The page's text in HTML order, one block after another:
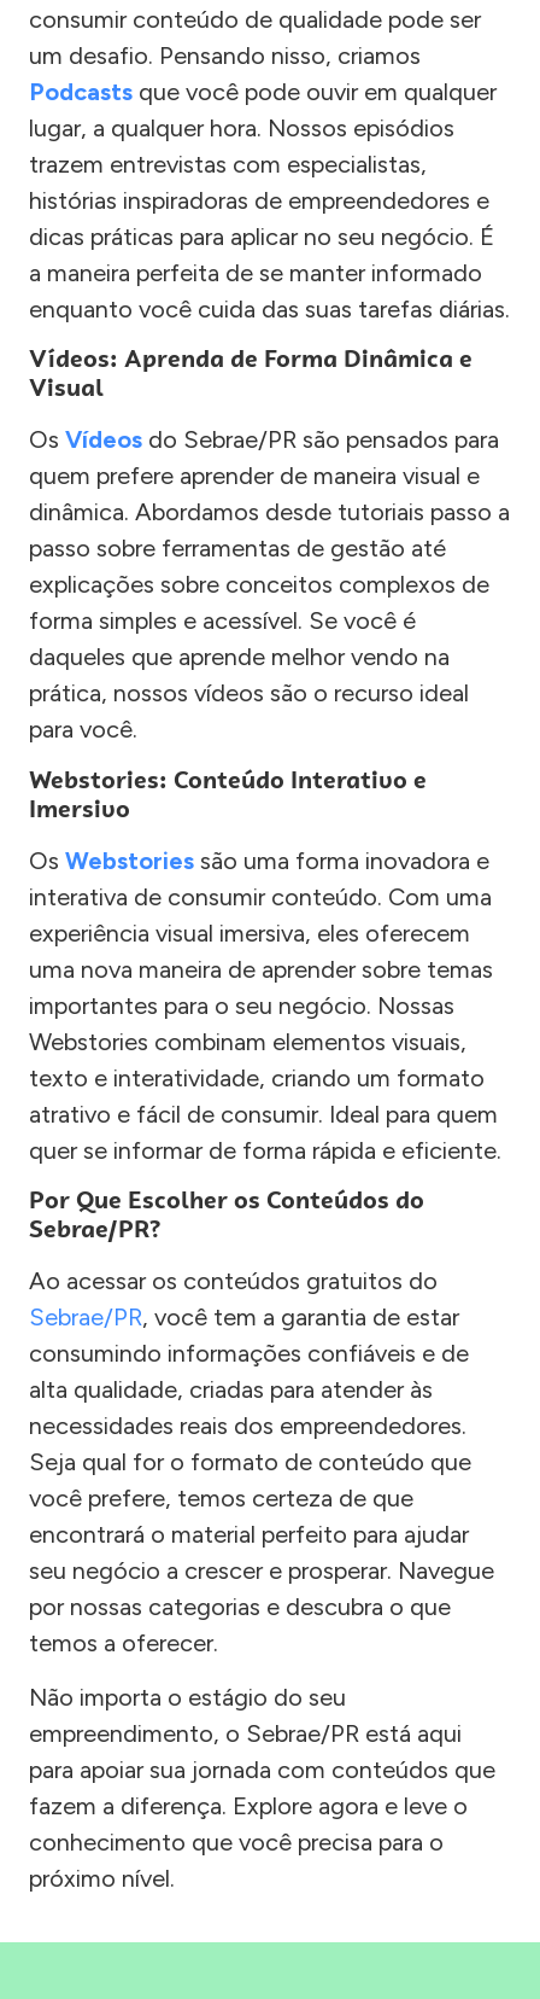
consumir conteúdo de qualidade pode ser
um desafio. Pensando nisso, criamos
Podcasts que você pode ouvir em qualquer
lugar, a qualquer hora. Nossos episódios
trazem entrevistas com especialistas,
histórias inspiradoras de empreendedores e
dicas práticas para aplicar no seu negócio. É
a maneira perfeita de se manter informado
enquanto você cuida das suas tarefas diárias.
Vídeos: Aprenda de Forma Dinâmica e
Visual
Os Vídeos do Sebrae/PR são pensados para
quem prefere aprender de maneira visual e
dinâmica. Abordamos desde tutoriais passo a
passo sobre ferramentas de gestão até
explicações sobre conceitos complexos de
forma simples e acessível. Se você é
daqueles que aprende melhor vendo na
prática, nossos vídeos são o recurso ideal
para você.
Webstories: Conteúdo Interativo e
Imersivo
Os Webstories são uma forma inovadora e
interativa de consumir conteúdo. Com uma
experiência visual imersiva, eles oferecem
uma nova maneira de aprender sobre temas
importantes para o seu negócio. Nossas
Webstories combinam elementos visuais,
texto e interatividade, criando um formato
atrativo e fácil de consumir. Ideal para quem
quer se informar de forma rápida e eficiente.
Por Que Escolher os Conteúdos do
Sebrae/PR?
Ao acessar os conteúdos gratuitos do
Sebrae/PR, você tem a garantia de estar
consumindo informações confiáveis e de
alta qualidade, criadas para atender às
necessidades reais dos empreendedores.
Seja qual for o formato de conteúdo que
você prefere, temos certeza de que
encontrará o material perfeito para ajudar
seu negócio a crescer e prosperar. Navegue
por nossas categorias e descubra o que
temos a oferecer.
Não importa o estágio do seu
empreendimento, o Sebrae/PR está aqui
para apoiar sua jornada com conteúdos que
fazem a diferença. Explore agora e leve o
conhecimento que você precisa para o
próximo nível.